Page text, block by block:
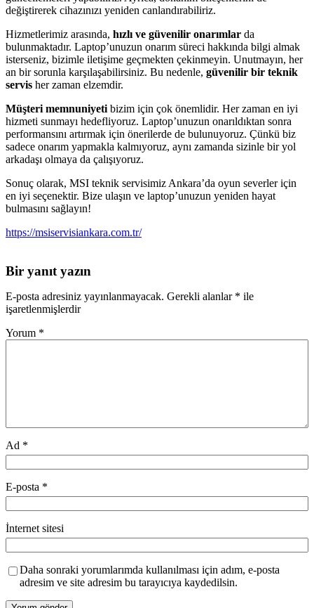
değiştirerek cihazınızı yeniden canlandırabiliriz.
Hizmetlerimiz arasında, hızlı ve güvenilir onarımlar da
bulunmaktadır. Laptop’unuzun onarım süreci hakkında bilgi almak
isterseniz, bizimle iletişime geçmekten çekinmeyin. Unutmayın, her
an bir sorunla karşılaşabilirsiniz. Bu nedenle, güvenilir bir teknik
servis her zaman elzemdir.
Müşteri memnuniyeti bizim için çok önemlidir. Her zaman en iyi
hizmeti sunmayı hedefliyoruz. Laptop’unuzun onarıldıktan sonra
performansını artırmak için önerilerde de bulunuyoruz. Çünkü biz
sadece onarım yapmakla kalmıyoruz, aynı zamanda sizinle bir yol
arkadaşı olmaya da çalışıyoruz.
Sonuç olarak, MSI teknik servisimiz Ankara’da oyun severler için
en iyi seçenektir. Bize ulaşın ve laptop’unuzun yeniden hayat
bulmasını sağlayın!
https://msiservisiankara.com.tr/
Bir yanıt yazın
E-posta adresiniz yayınlanmayacak. Gerekli alanlar * ile
işaretlenmişlerdir
Yorum *
Ad *
E-posta *
İnternet sitesi
Daha sonraki yorumlarımda kullanılması için adım, e-posta
adresim ve site adresim bu tarayıcıya kaydedilsin.